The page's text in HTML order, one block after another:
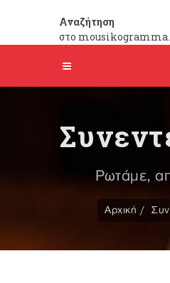
Αναζήτηση
στο
Ρωτάμε,
Αρχική